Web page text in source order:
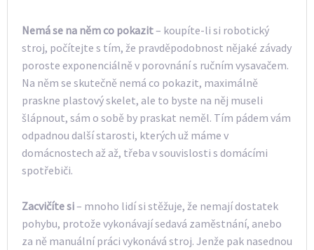
Nemá se na něm co pokazit– koupíte-li si robotický
stroj, počítejte s tím, že pravděpodobnost nějaké závady
poroste exponenciálně v porovnání s ručním vysavačem.
Na něm se skutečně nemá co pokazit, maximálně
praskne plastový skelet, ale to byste na něj museli
šlápnout, sám o sobě by praskat neměl. Tím pádem vám
odpadnou další starosti, kterých už máme v
domácnostech až až, třeba v souvislosti s domácími
spotřebiči.
Zacvičíte si– mnoho lidí si stěžuje, že nemají dostatek
pohybu, protože vykonávají sedavá zaměstnání, anebo
za ně manuální práci vykonává stroj. Jenže pak nasednou